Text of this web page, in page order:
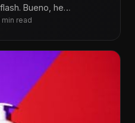
Bueno, he
min read